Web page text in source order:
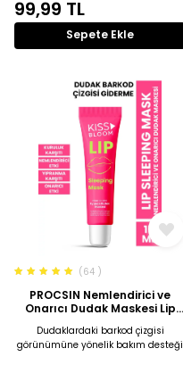
99,99 TL
Sepete Ekle
(64 )
PROCSIN Nemlendirici ve
Onarıcı Dudak Maskesi Lip
Dudaklardaki barkod çizgisi
görünümüne yönelik bakım desteği